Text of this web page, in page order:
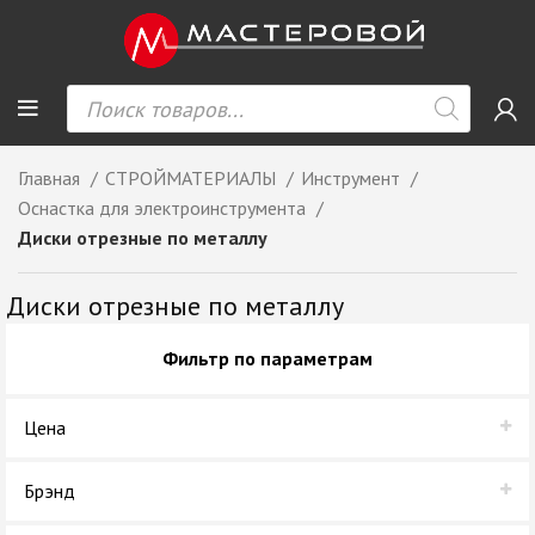
Главная СТРОЙМАТЕРИАЛЫ
Инструмент
Оснастка для электроинструмента
Диски отрезные по металлу
Диски отрезные по металлу
Фильтр по параметрам
Цена
Брэнд